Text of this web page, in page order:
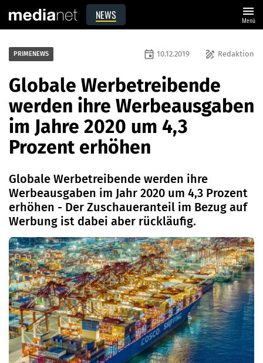
NEWS menu
Menü
PRIMENEWS draw Redaktion
event 10.12.2019
Globale Werbetreibende
werden ihre Werbeausgaben
im Jahre 2020 um 4,3
Prozent erhöhen
Globale Werbetreibende werden ihre
Werbeausgaben im Jahr 2020 um 4,3 Prozent
erhöhen - Der Zuschaueranteil im Bezug auf
Werbung ist dabei aber rückläufig.